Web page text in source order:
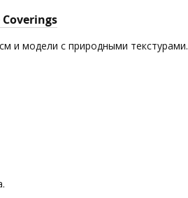
и модели с природными текстурами.